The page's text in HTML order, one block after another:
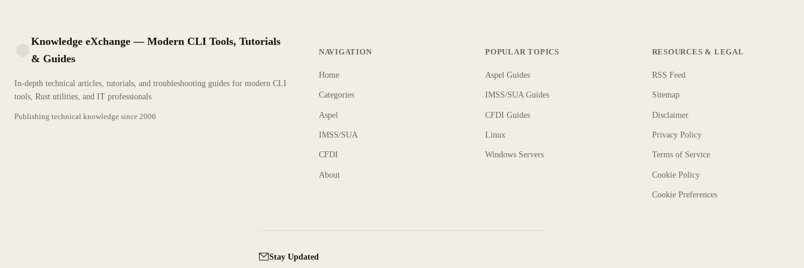
Knowledge eXchange — Modern CLI Tools, Tutorials
& Guides
In-depth technical articles, tutorials, and troubleshooting guides for modern CLI
tools, Rust utilities, and IT professionals
Publishing technical knowledge since 2006
NAVIGATION
Home
Categories
Aspel
IMSS/SUA
CFDI
About
POPULAR TOPICS
Aspel Guides
IMSS/SUA Guides
CFDI Guides
Linux
Windows Servers
RESOURCES & LEGAL
RSS Feed
Sitemap
Disclaimer
Privacy Policy
Terms of Service
Cookie Policy
Cookie Preferences
Stay Updated